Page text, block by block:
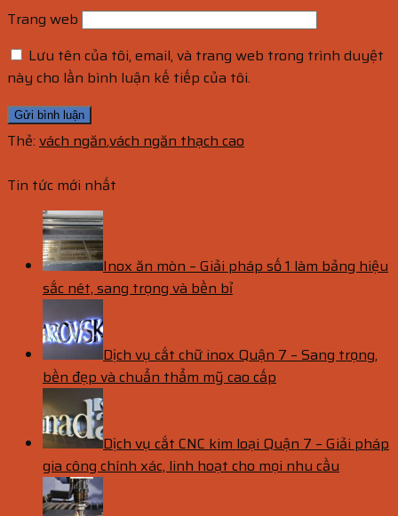
Trang web
Lưu tên của tôi, email, và trang web trong trình duyệt
này cho lần bình luận kế tiếp của tôi.
Thẻ: vách ngăn,vách ngăn thạch cao
Tin tức mới nhất
Inox ăn mòn – Giải pháp số 1 làm bảng hiệu
sắc nét, sang trọng và bền bỉ
Dịch vụ cắt chữ inox Quận 7 – Sang trọng,
bền đẹp và chuẩn thẩm mỹ cao cấp
Dịch vụ cắt CNC kim loại Quận 7 – Giải pháp
gia công chính xác, linh hoạt cho mọi nhu cầu